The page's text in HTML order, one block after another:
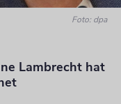
Foto: dpa
Lambrecht hat